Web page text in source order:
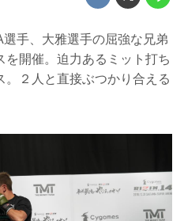
手、大雅選手の屈強な兄弟
を開催。迫力あるミット打ち
。２人と直接ぶつかり合える